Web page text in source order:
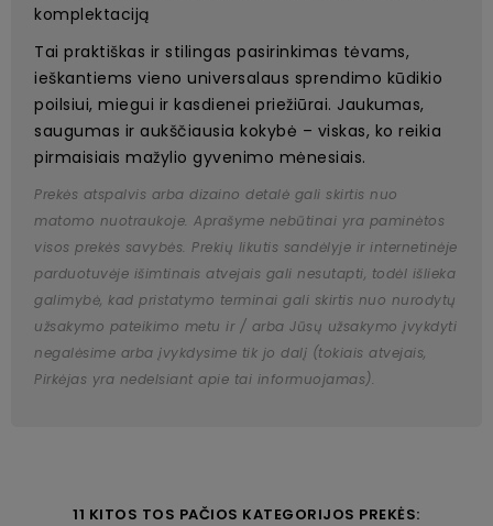
komplektaciją
Tai praktiškas ir stilingas pasirinkimas tėvams,
ieškantiems vieno universalaus sprendimo kūdikio
poilsiui, miegui ir kasdienei priežiūrai. Jaukumas,
saugumas ir aukščiausia kokybė – viskas, ko reikia
pirmaisiais mažylio gyvenimo mėnesiais.
Prekės atspalvis arba dizaino detalė gali skirtis nuo
matomo nuotraukoje. Aprašyme nebūtinai yra paminėtos
visos prekės savybės. Prekių likutis sandėlyje ir internetinėje
parduotuvėje išimtinais atvejais gali nesutapti, todėl išlieka
galimybė, kad pristatymo terminai gali skirtis nuo nurodytų
užsakymo pateikimo metu ir / arba Jūsų užsakymo įvykdyti
negalėsime arba įvykdysime tik jo dalį (tokiais atvejais,
Pirkėjas yra nedelsiant apie tai informuojamas).
11 KITOS TOS PAČIOS KATEGORIJOS PREKĖS: